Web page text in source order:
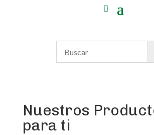
Nuestros
para ti